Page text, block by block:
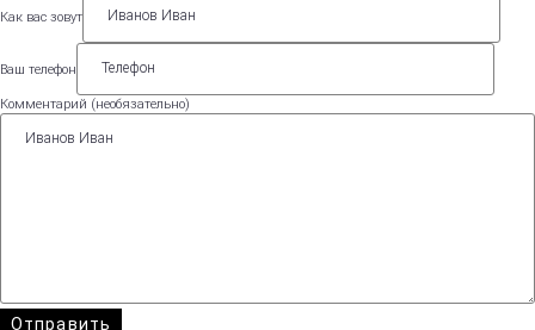
Как вас зовут
Ваш телефон
Комментарий (необязательно)